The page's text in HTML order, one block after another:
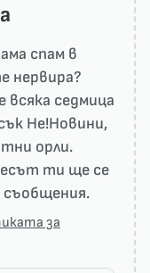
спам в
нервира?
всяка седмица
He!Новини,
орли.
ти ще се
съобщения.
за